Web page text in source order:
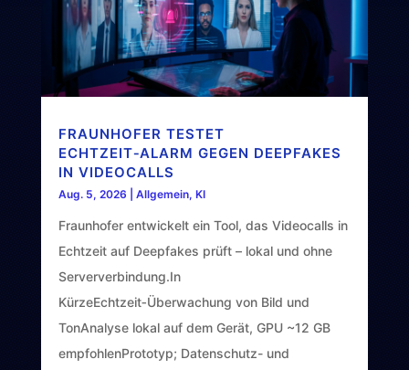
FRAUNHOFER TESTET
ECHTZEIT‑ALARM GEGEN DEEPFAKES
IN VIDEOCALLS
Aug. 5, 2026 Allgemein, KI
Fraunhofer entwickelt ein Tool, das Videocalls in
Echtzeit auf Deepfakes prüft – lokal und ohne
Serververbindung.In
KürzeEchtzeit‑Überwachung von Bild und
TonAnalyse lokal auf dem Gerät, GPU ~12 GB
empfohlenPrototyp; Datenschutz- und